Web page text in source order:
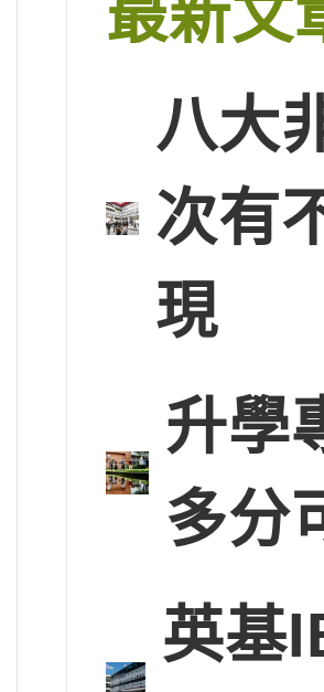
最新文
八大
次有
現
升學
多分
英基